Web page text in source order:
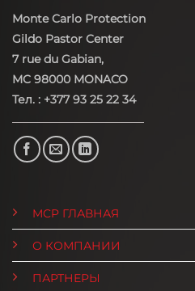
Monte Carlo Protection
Gildo Pastor Center
7 rue du Gabian,
MC 98000 MONACO
Тел. : +377 93 25 22 34
MCP ГЛАВНАЯ
О КОМПАНИИ
ПАРТНЕРЫ